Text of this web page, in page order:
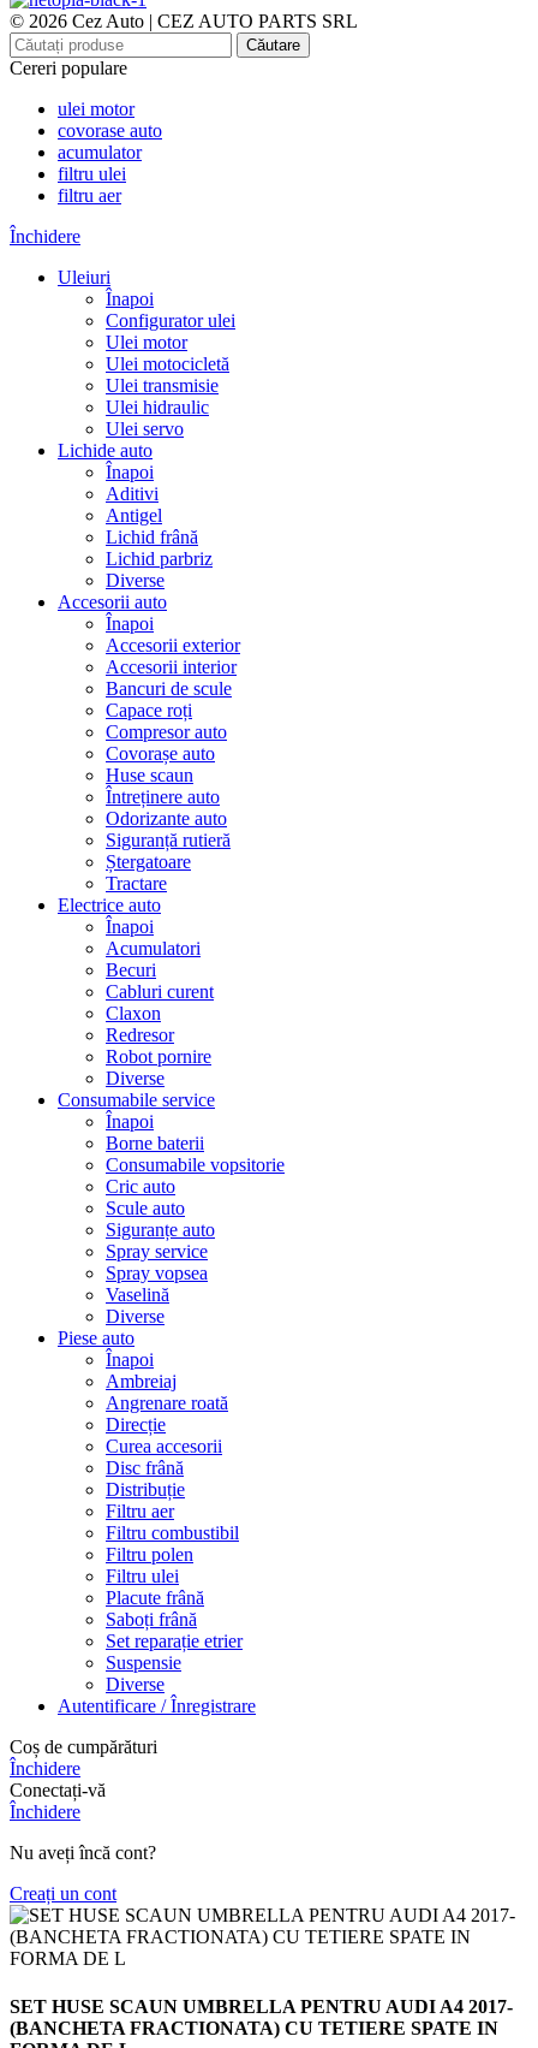
© 2026 Cez Auto | CEZ AUTO PARTS SRL
Căutare
Cereri populare
ulei motor
covorase auto
acumulator
filtru ulei
filtru aer
Închidere
Uleiuri
Înapoi
Configurator ulei
Ulei motor
Ulei motocicletă
Ulei transmisie
Ulei hidraulic
Ulei servo
Lichide auto
Înapoi
Aditivi
Antigel
Lichid frână
Lichid parbriz
Diverse
Accesorii auto
Înapoi
Accesorii exterior
Accesorii interior
Bancuri de scule
Capace roți
Compresor auto
Covorașe auto
Huse scaun
Întreținere auto
Odorizante auto
Siguranță rutieră
Ștergatoare
Tractare
Electrice auto
Înapoi
Acumulatori
Becuri
Cabluri curent
Claxon
Redresor
Robot pornire
Diverse
Consumabile service
Înapoi
Borne baterii
Consumabile vopsitorie
Cric auto
Scule auto
Siguranțe auto
Spray service
Spray vopsea
Vaselină
Diverse
Piese auto
Înapoi
Ambreiaj
Angrenare roată
Direcție
Curea accesorii
Disc frână
Distribuție
Filtru aer
Filtru combustibil
Filtru polen
Filtru ulei
Placute frână
Saboți frână
Set reparație etrier
Suspensie
Diverse
Autentificare / Înregistrare
Coș de cumpărături
Închidere
Conectați-vă
Închidere
Nu aveți încă cont?
Creați un cont
SET HUSE SCAUN UMBRELLA PENTRU AUDI A4 2017-
(BANCHETA FRACTIONATA) CU TETIERE SPATE IN